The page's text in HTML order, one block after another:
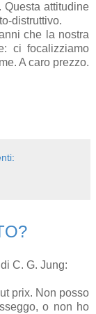
attitudine
distruttivo.
che la nostra
ci focalizziamo
A caro prezzo.
C. G. Jung:
prix. Non posso
o non ho